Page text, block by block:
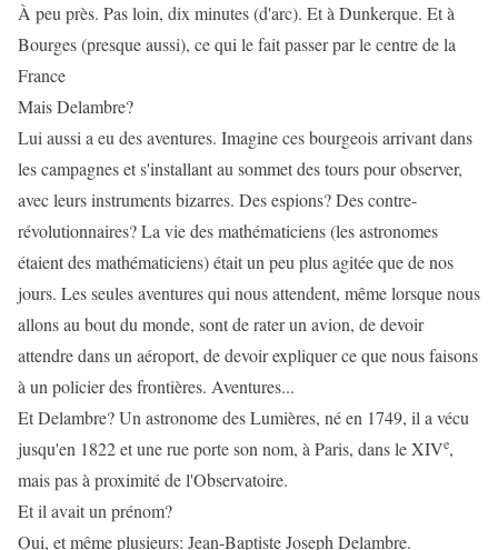
À peu près. Pas loin, dix minutes (d'arc). Et à Dunkerque. Et à
Bourges (presque aussi), ce qui le fait passer par le centre de la
France
Mais Delambre?
Lui aussi a eu des aventures. Imagine ces bourgeois arrivant dans
les campagnes et s'installant au sommet des tours pour observer,
avec leurs instruments bizarres. Des espions? Des contre-
révolutionnaires? La vie des mathématiciens (les astronomes
étaient des mathématiciens) était un peu plus agitée que de nos
jours. Les seules aventures qui nous attendent, même lorsque nous
allons au bout du monde, sont de rater un avion, de devoir
attendre dans un aéroport, de devoir expliquer ce que nous faisons
à un policier des frontières. Aventures...
Et Delambre? Un astronome des Lumières, né en 1749, il a vécu
jusqu'en 1822 et une rue porte son nom, à Paris, dans le XIVe,
mais pas à proximité de l'Observatoire.
Et il avait un prénom?
Oui, et même plusieurs: Jean-Baptiste Joseph Delambre.